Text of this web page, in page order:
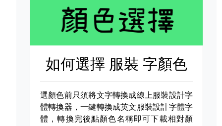
如何選擇 服裝 字顏色
選顏色前只須將文字轉換成線上服裝設計字
體轉換器，一鍵轉換成英文服裝設計字體字
體，轉換完後點顏色名稱即可下載相對顏